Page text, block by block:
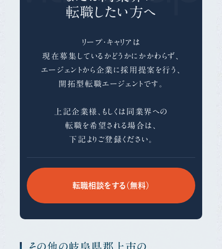
転職したい方へ
リープ・キャリアは
現在募集しているかどうかにかかわらず、
エージェントから企業に採用提案を行う、
開拓型転職エージェントです。
上記企業様、もしくは同業界への
転職を希望される場合は、
下記よりご登録ください。
転職相談をする（無料）